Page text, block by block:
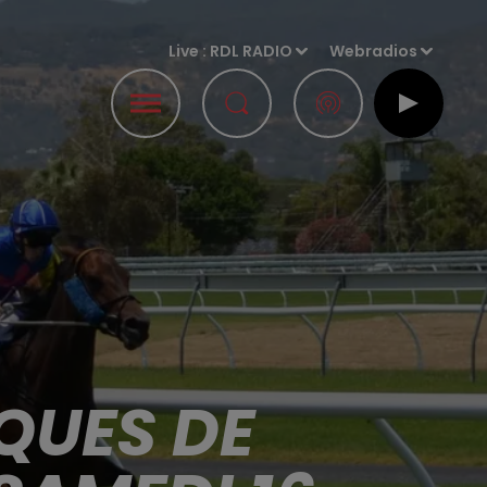
Live : RDL RADIO Webradios
DE